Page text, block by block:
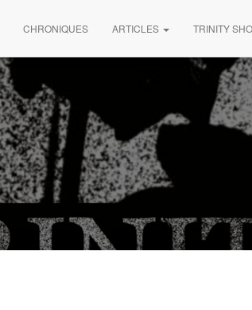
CHRONIQUES ARTICLES TRINITY